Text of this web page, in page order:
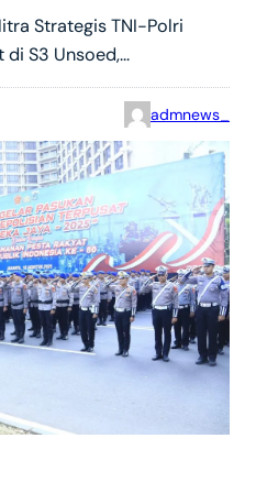
Strategis TNI-Polri
di S3 Unsoed,…
admnews_